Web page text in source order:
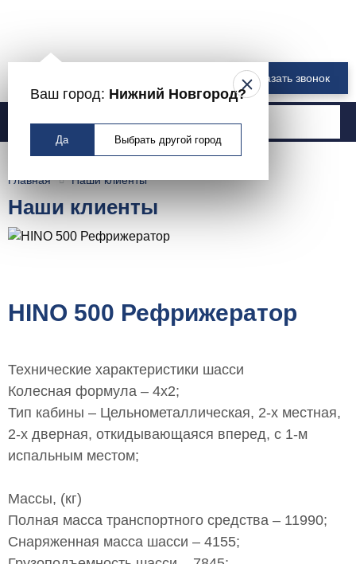
Ваш город: Нижний Новгород?
Да Выбрать другой город
Заказать звонок
Москва
Главная Наши клиенты
Наши клиенты
HINO 500 Рефрижератор
Технические характеристики шасси
Колесная формула – 4х2;
Тип кабины – Цельнометаллическая, 2-х местная,
2-х дверная, откидывающаяся вперед, с 1-м
испальным местом;
Массы, (кг)
Полная масса транспортного средства – 11990;
Снаряженная масса шасси – 4155;